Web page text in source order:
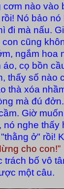
nào vào
Nó bảo
đi mà nấu.
cũng
ngắm hoa
áo, cọ bồn
thấy số nào
thà xóa
mà đú
Giờ
nó nghe thấy
ở" rồi!
cho con!”
trách bố vô
một câu.